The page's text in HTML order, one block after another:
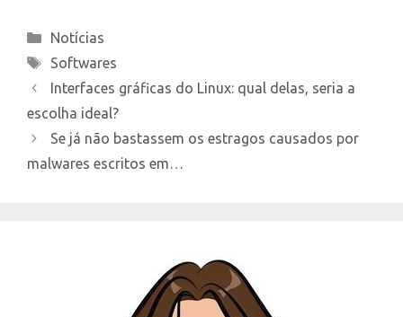
Categories
Notícias
Tags
Softwares
Interfaces gráficas do Linux: qual delas, seria a
escolha ideal?
Se já não bastassem os estragos causados por
malwares escritos em…